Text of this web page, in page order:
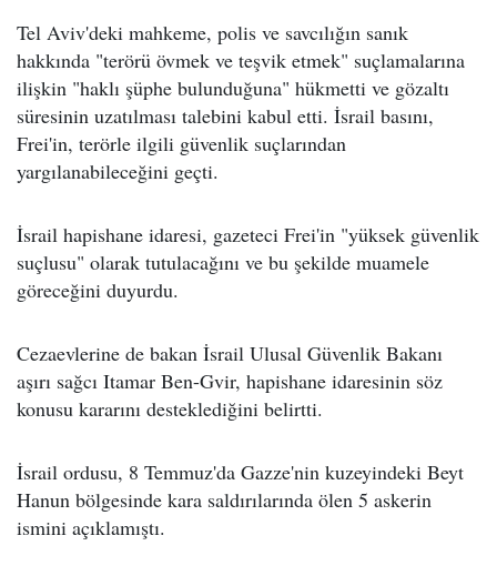
Tel Aviv'deki mahkeme, polis ve savcılığın sanık
hakkında "terörü övmek ve teşvik etmek" suçlamalarına
ilişkin "haklı şüphe bulunduğuna" hükmetti ve gözaltı
süresinin uzatılması talebini kabul etti. İsrail basını,
Frei'in, terörle ilgili güvenlik suçlarından
yargılanabileceğini geçti.
İsrail hapishane idaresi, gazeteci Frei'in "yüksek güvenlik
suçlusu" olarak tutulacağını ve bu şekilde muamele
göreceğini duyurdu.
Cezaevlerine de bakan İsrail Ulusal Güvenlik Bakanı
aşırı sağcı Itamar Ben-Gvir, hapishane idaresinin söz
konusu kararını desteklediğini belirtti.
İsrail ordusu, 8 Temmuz'da Gazze'nin kuzeyindeki Beyt
Hanun bölgesinde kara saldırılarında ölen 5 askerin
ismini açıklamıştı.